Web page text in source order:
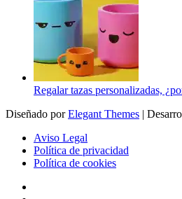
Regalar tazas personalizadas,
Diseñado porElegant Themes |
Aviso Legal
Política de privacidad
Política de cookies